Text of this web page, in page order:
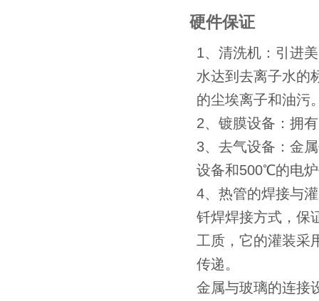
硬件保证
1、清洗机：引进
水达到去离子水的
的尘埃离子和油污
2、镀膜设备：拥
3、去气设备：金
设备和500℃的电
4、热管的焊接与
钎焊焊接方式，保
工质，它的灌装采
传递。
金属与玻璃的连接